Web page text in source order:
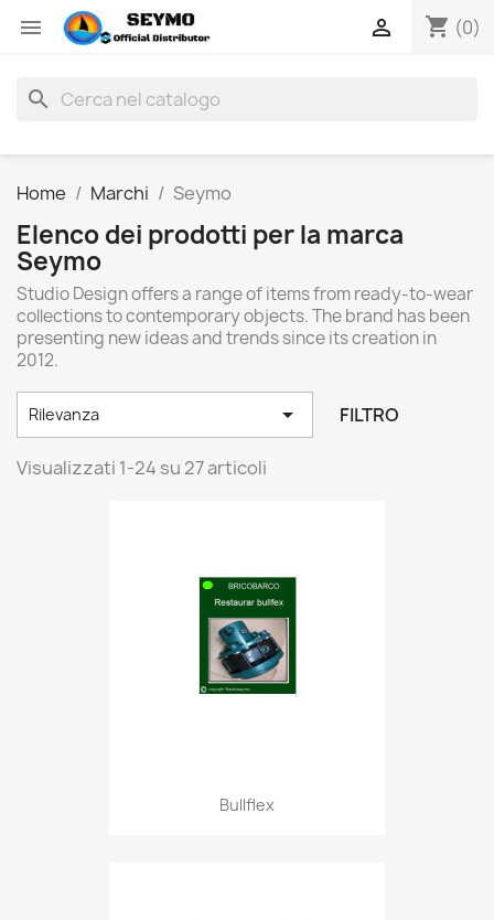
 shopping_cart (0)

search
Home Marchi Seymo
Elenco dei prodotti per la marca
Seymo
Studio Design offers a range of items from ready-to-wear
collections to contemporary objects. The brand has been
presenting new ideas and trends since its creation in
2012.
Rilevanza  FILTRO
Visualizzati 1-24 su 27 articoli
Bullflex